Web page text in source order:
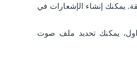
يمكنك إنشاء الإشعارات في
يمكنك تحديد ملف صوت